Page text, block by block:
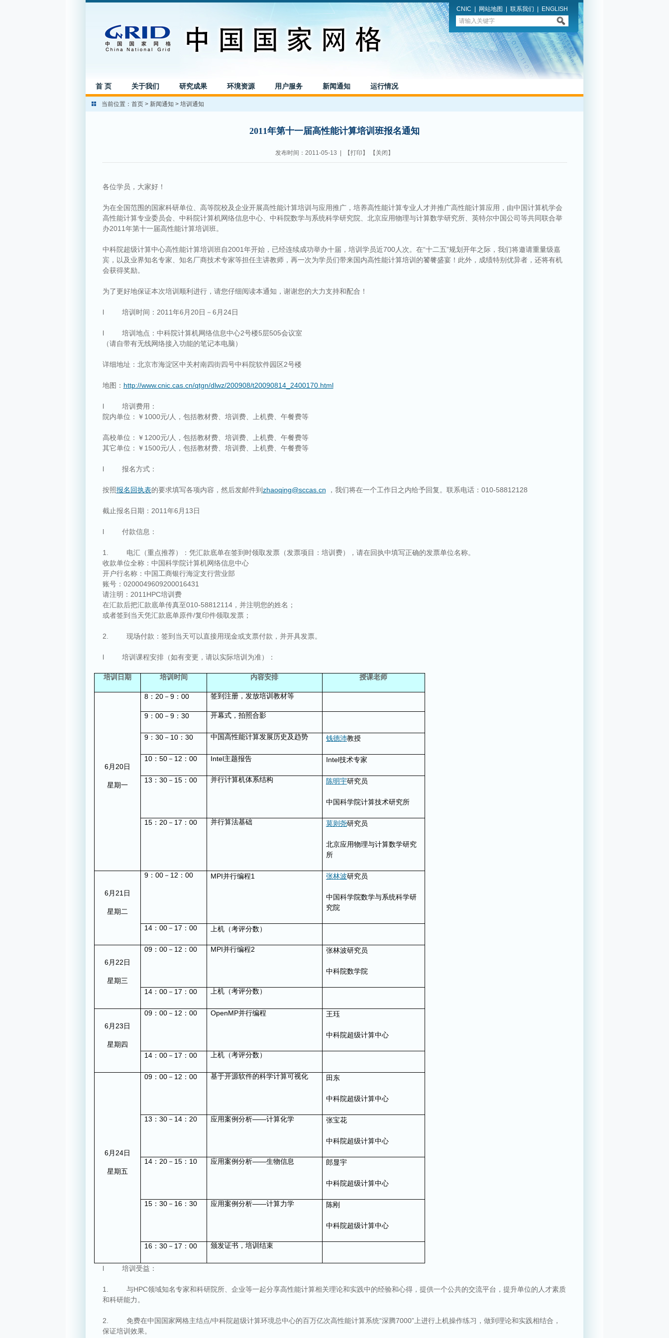
CNIC 网站地图 联系我们 ENGLISH
首 页 关于我们 研究成果 环境资源 用户服务 新闻通知 运行情况
当前位置： 首页 > 新闻通知 > 培训通知
2011年第十一届高性能计算培训班报名通知
发布时间：2011-05-13 | 【打印 】 【 关闭 】
各位学员，大家好！
为在全国范围的国家科研单位、高等院校及企业开展高性能计算培训与应用推广，培养高性能计算专业人才并推广高性能计算应用，由中国计算机学会
高性能计算专业委员会、中科院计算机网络信息中心、中科院数学与系统科学研究院、北京应用物理与计算数学研究所、英特尔中国公司等共同联合举
办2011年第十一届高性能计算培训班。
中科院超级计算中心高性能计算培训班自2001年开始，已经连续成功举办十届，培训学员近700人次。在“十二五”规划开年之际，我们将邀请重量级嘉
宾，以及业界知名专家、知名厂商技术专家等担任主讲教师，再一次为学员们带来国内高性能计算培训的饕餮盛宴！此外，成绩特别优异者，还将有机
会获得奖励。
为了更好地保证本次培训顺利进行，请您仔细阅读本通知，谢谢您的大力支持和配合！
l 培训时间： 2011年6 月 20日－ 6 月 24日
l 培训地点：中科院计算机网络信息中心2号楼5层505会议室
（请自带有无线网络接入功能的笔记本电脑）
详细地址：北京市海淀区中关村南四街四号中科院软件园区2号楼
地图： http://www.cnic.cas.cn/qtgn/dlwz/200908/t20090814_2400170.html
l 培训费用：
院内单位：￥ 1000元/人，包括教材费、培训费、上机费、午餐费等
高校单位：￥ 1200元/人，包括教材费、培训费、上机费、午餐费等
其它单位：￥ 1500元/人，包括教材费、培训费、上机费、午餐费等
l 报名方式：
按照报名回执表的要求填写各项内容，然后发邮件到 zhaoqing@sccas.cn ，我们将在一个工作日之内给予回复。联系电话： 010-58812128
截止报名日期： 2011年6 月 13日
l 付款信息：
1. 电汇（重点推荐）：凭汇款底单在签到时领取发票（发票项目：培训费），请在回执中填写正确的发票单位名称。
收款单位全称：中国科学院计算机网络信息中心
开户行名称：中国工商银行海淀支行营业部
账号： 0200049609200016431
请注明： 2011HPC培训费
在汇款后把汇款底单传真至010-58812114，并注明您的姓名；
或者签到当天凭汇款底单原件/复印件领取发票；
2. 现场付款：签到当天可以直接用现金或支票付款，并开具发票。
l 培训课程安排（如有变更，请以实际培训为准）：
培训日期 培训时间 内容安排 授课老师
6月 20日
星期一
8： 20－ 9： 00 签到注册，发放培训教材等
9： 00－ 9： 30 开幕式，拍照合影
9： 30－ 10： 30 中国高性能计算发展历史及趋势 钱德沛教授
10： 50－ 12 ： 00 Intel主题报告 Intel技术专家
13 ： 30－ 15： 00 并行计算机体系结构 陈明宇研究员
中国科学院计算技术研究所
15： 20－ 17 ： 00 并行算法基础 莫则 尧研究员
北京应用物理与计算数学研究
所
6月 21日
星期二
9： 00－ 12 ： 00 MPI并行编程1 张林波研究员
中国科学院数学与系统科学研
究院
14： 00－ 17 ： 00 上机（考评分数）
6月 22 日
星期三
09： 00－ 12 ： 00 MPI并行编程2 张林波研究员
中科院数学院
14： 00－ 17 ： 00 上机（考评分数）
6月 23 日
星期四
09： 00－ 12 ： 00 OpenMP并行编程 王珏
中科院超级计算中心
14： 00－ 17 ： 00 上机（考评分数）
6月 24日
星期五
09： 00－ 12 ： 00 基于开源软件的科学计算可视化 田东
中科院超级计算中心
13 ： 30－ 14： 20 应用案例分析——计算化学 张宝花
中科院超级计算中心
14： 20－ 15： 10 应用案例分析——生物信息 郎显宇
中科院超级计算中心
15： 30－ 16： 30 应用案例分析——计算力学 陈刚
中科院超级计算中心
16： 30－ 17 ： 00 颁发证书，培训结束
l 培训受益：
1. 与HPC领域知名专家和科研院所、企业等一起分享高性能计算相关理论和实践中的经验和心得，提供一个公共的交流平台，提升单位的人才素质
和科研能力。
2. 免费在中国国家网格主结点/中科院超级计算环境总中心的百万亿次高性能计算系统“深腾7000”上进行上机操作练习，做到理论和实践相结合，
保证培训效果。